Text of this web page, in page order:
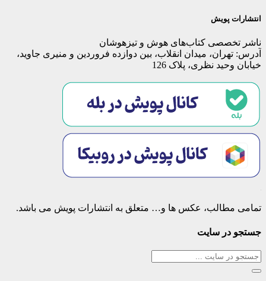
انتشارات پویش
ناشر تخصصی کتاب‌های هوش و تیزهوشان
آدرس: تهران، میدان انقلاب، بین دوازده فروردین و منیری جاوید،
خیابان وحید نظری، پلاک 126
تمامی مطالب، عکس ها و… متعلق به انتشارات پویش می باشد.
جستجو در سایت